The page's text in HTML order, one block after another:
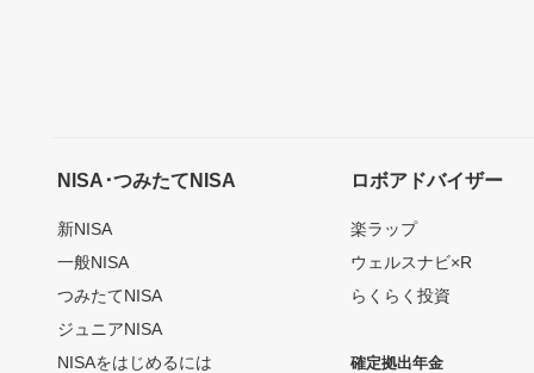
NISA･つみたてNISA
新NISA
一般NISA
つみたてNISA
ジュニアNISA
NISAをはじめるには
ロボアドバイザー
楽ラップ
ウェルスナビ×R
らくらく投資
確定拠出年金